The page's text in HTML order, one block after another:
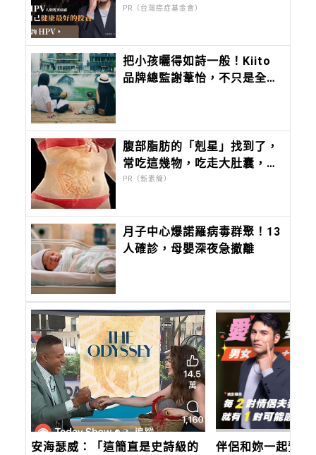
晚！
PR（台灣癌症基金會）
把小孩曬得如詩一般！Kiito
品牌總監謝葦怡，不只是全台
腹部脂肪的「剋星」找到了，
常吃這幾物，吃走大肚囊，瘦
出小蠻腰
PR（新素簡）
月子中心爆諾羅病毒群聚！13
人確診，母嬰深夜急撤離
安海瑟威：「這簡直是史詩級的
伴侶和妳一起預防